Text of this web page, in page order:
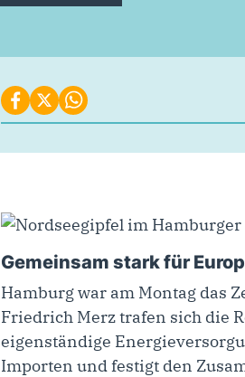
Gemeinsam stark für
Hamburg war am Montag das
Friedrich Merz trafen sich die
eigenständige
Importen und festigt den